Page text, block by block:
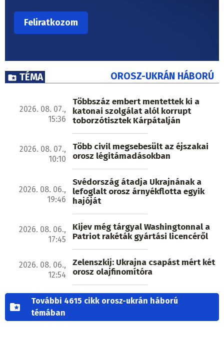
TÉMA OROSZ-UKRÁN HÁBORÚ
2026. 08. 07.,
15:36
Többszáz embert mentettek ki a
katonai szolgálat alól korrupt
toborzótisztek Kárpátalján
2026. 08. 07.,
10:10
Több civil megsebesült az éjszakai
orosz légitámadásokban
2026. 08. 06.,
19:46
Svédország átadja Ukrajnának a
lefoglalt orosz árnyékflotta egyik
hajóját
2026. 08. 06.,
17:45
Kijev még tárgyal Washingtonnal a
Patriot rakéták gyártási licencéről
2026. 08. 06.,
12:54
Zelenszkij: Ukrajna csapást mért két
orosz olajfinomítóra
További 4615 cikk orosz-ukrán háború
témában